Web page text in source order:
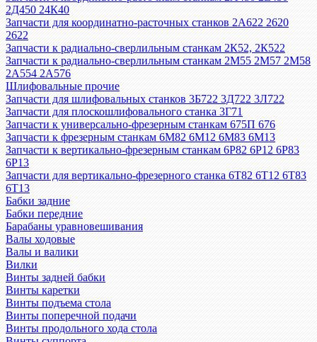
2Д450 24К40
Запчасти для координатно-расточных станков 2А622 2620
2622
Запчасти к радиально-сверлильным станкам 2К52, 2К522
Запчасти к радиально-сверлильным станкам 2М55 2М57 2М58
2А554 2А576
Шлифовальные прочие
Запчасти для шлифовальных станков 3Б722 3Д722 3Л722
Запчасти для плоскошлифовального станка 3Г71
Запчасти к универсально-фрезерным станкам 675П 676
Запчасти к фрезерным станкам 6М82 6М12 6М83 6М13
Запчасти к вертикально-фрезерным станкам 6Р82 6Р12 6Р83
6Р13
Запчасти для вертикально-фрезерного станка 6Т82 6Т12 6Т83
6Т13
Бабки задние
Бабки передние
Барабаны уравновешивания
Валы ходовые
Валы и валики
Вилки
Винты задней бабки
Винты каретки
Винты подъема стола
Винты поперечной подачи
Винты продольного хода стола